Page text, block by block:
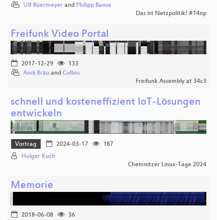
Ulf Buermeyer and Philipp Banse
Das ist Netzpolitik! #14np
Freifunk Video Portal
2017-12-29
133
Andi Bräu and Collins
Freifunk Assembly at 34c3
schnell und kosteneffizient IoT-Lösungen
entwickeln
Vortrag 2024-03-17
187
Holger Koch
Chemnitzer Linux-Tage 2024
Memorie
2018-06-08
36